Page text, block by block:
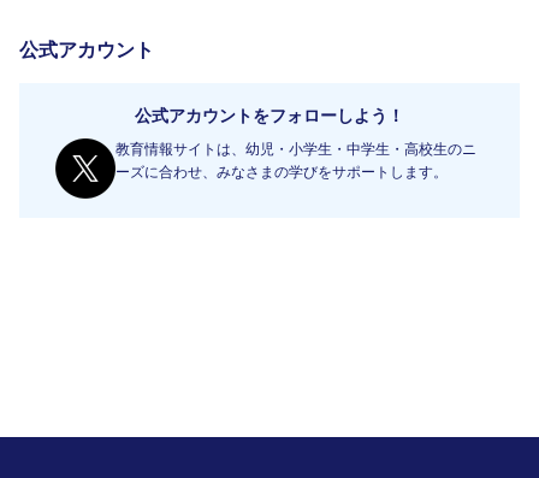
公式アカウント
公式アカウントをフォローしよう！
教育情報サイトは、幼児・小学生・中学生・高校生のニ
ーズに合わせ、みなさまの学びをサポートします。